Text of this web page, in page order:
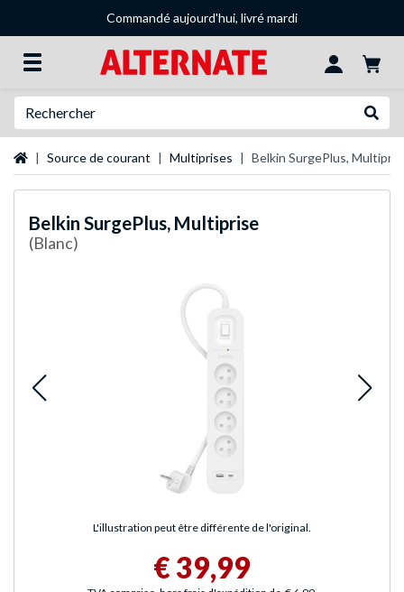
Commandé aujourd'hui, livré mardi
Page d'accueil
Source de courant Multiprises Belkin SurgePlus,
Belkin SurgePlus, Multiprise
(Blanc)
L'illustration peut être différente de l'original.
€ 39,99